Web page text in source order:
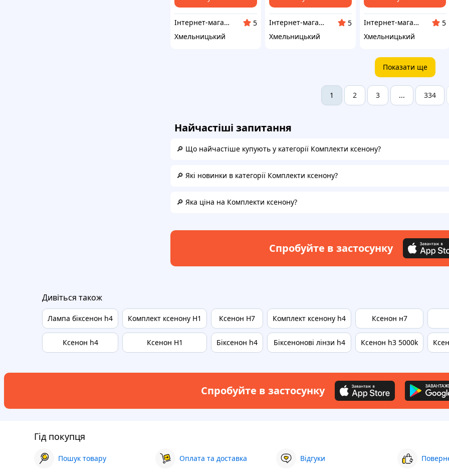
Інтернет-магазин "Запчастини до авто і не тільки"
5
Хмельницький
Інтернет-магазин "Запчастини до авто і не тільки"
5
Хмельницький
Інтернет-магазин "Запчастини до авто і не тільки"
5
Хмельницький
Показати ще
1 2 3 ... 334
Найчастіші запитання
🔎 Що найчастіше купують у категорії Комплекти ксенону?
🔎 Які новинки в категорії Комплекти ксенону?
🔎 Яка ціна на Комплекти ксенону?
Спробуйте в застосунку
Дивіться також
Лампа біксенон h4
Ксенон h4
Комплект ксенону H1
Ксенон H1
Ксенон H7
Біксенон h4
Комплект ксенону h4
Біксенонові лінзи h4
Ксенон н7
Ксенон h3 5000k
Спробуйте в застосунку
Гід покупця
Пошук товару Оплата та доставка Відгуки